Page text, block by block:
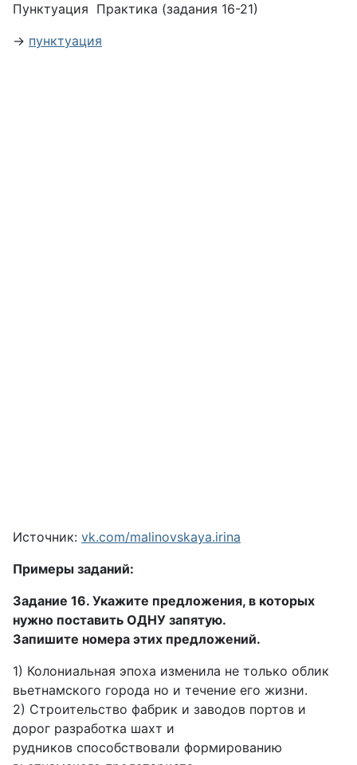
Пунктуация Практика (задания 16-21)
→ пунктуация
Источник: vk.com/malinovskaya.irina
Примеры заданий:
Задание 16. Укажите предложения, в которых
нужно поставить ОДНУ запятую.
Запишите номера этих предложений.
1) Колониальная эпоха изменила не только облик
вьетнамского города но и течение его жизни.
2) Строительство фабрик и заводов портов и
дорог разработка шахт и
рудников способствовали формированию